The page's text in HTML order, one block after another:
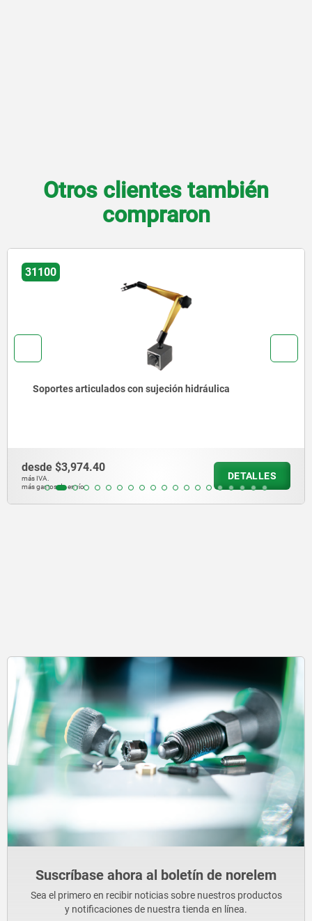
Otros clientes también
compraron
31100
Soportes articulados con sujeción hidráulica
desde $3,974.40
más IVA.
más gastos de envío
DETALLES
Suscríbase ahora al boletín de norelem
Sea el primero en recibir noticias sobre nuestros productos
y notificaciones de nuestra tienda en línea.